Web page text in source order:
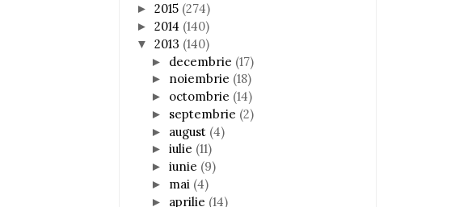
► 2015 (274)
► 2014 (140)
▼ 2013 (140)
► decembrie (17)
► noiembrie (18)
► octombrie (14)
► septembrie (2)
► august (4)
► iulie (11)
► iunie (9)
► mai (4)
► aprilie (14)